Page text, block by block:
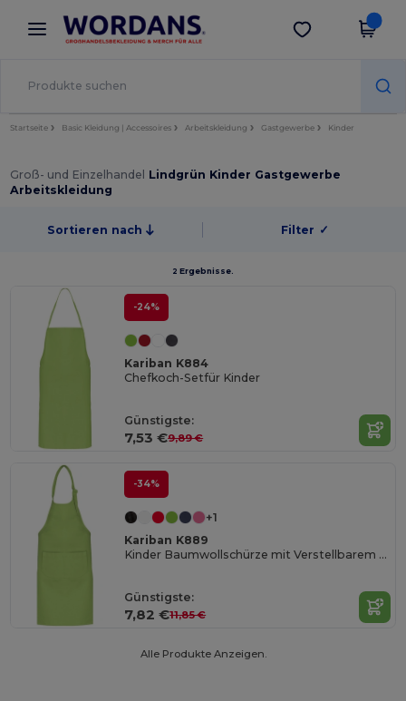
× Wordans App
Bessere Preise in der App!
App holen
Startseite Basic Kleidung | Accessoires Arbeitskleidung Gastgewerbe Kinder
Groß- und Einzelhandel Lindgrün Kinder Gastgewerbe
Arbeitskleidung
Sortieren nach Filter ✓
2 Ergebnisse.
-24%
Kariban K884
Chefkoch-Setfür Kinder
Günstigste:
7,53 €9,89 €
-34%
+1
Kariban K889
Kinder Baumwollschürze mit Verstellbarem Nackengurt
Günstigste:
7,82 €11,85 €
Alle Produkte Anzeigen.